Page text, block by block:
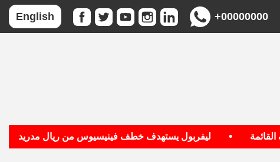
+00000000
English
• ليفربول يستهدف خطف فينيسيوس من ريال مدريد •